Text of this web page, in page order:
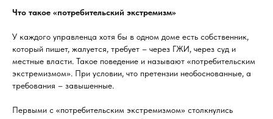
Что такое «потребительский экстремизм»
У каждого управленца хотя бы в одном доме есть собственник,
который пишет, жалуется, требует – через ГЖИ, через суд и
местные власти. Такое поведение и называют «потребительским
экстремизмом». При условии, что претензии необоснованные, а
требования – завышенные.
Первыми с «потребительским экстремизмом» столкнулись